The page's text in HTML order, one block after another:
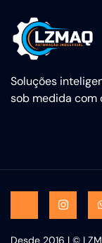
Soluções
sob medida com
Desde 2016 | ©